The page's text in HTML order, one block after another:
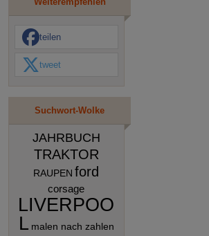
Nostalgie
PERRIER -
SPARKLING
TABLE WATER
LIQUEUR AUX
teilen
tweet
Suchwort-Wolke
JAHRBUCH
TRAKTOR
RAUPEN ford
corsage
LIVERPOO
L malen nach zahlen